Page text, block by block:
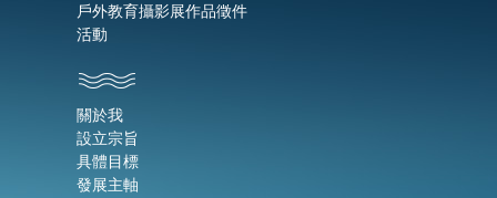
戶外教育攝影展作品徵件
活動
關於我
設立宗旨
具體目標
發展主軸